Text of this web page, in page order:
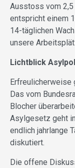
Ausstoss vom 2,5
entspricht einem
14-täglichen
unsere
Lichtblick
Erfreulicherweise
Das vom
Blocher
Asylgesetz geht
endlich jahrlange
diskutiert.
Die offene